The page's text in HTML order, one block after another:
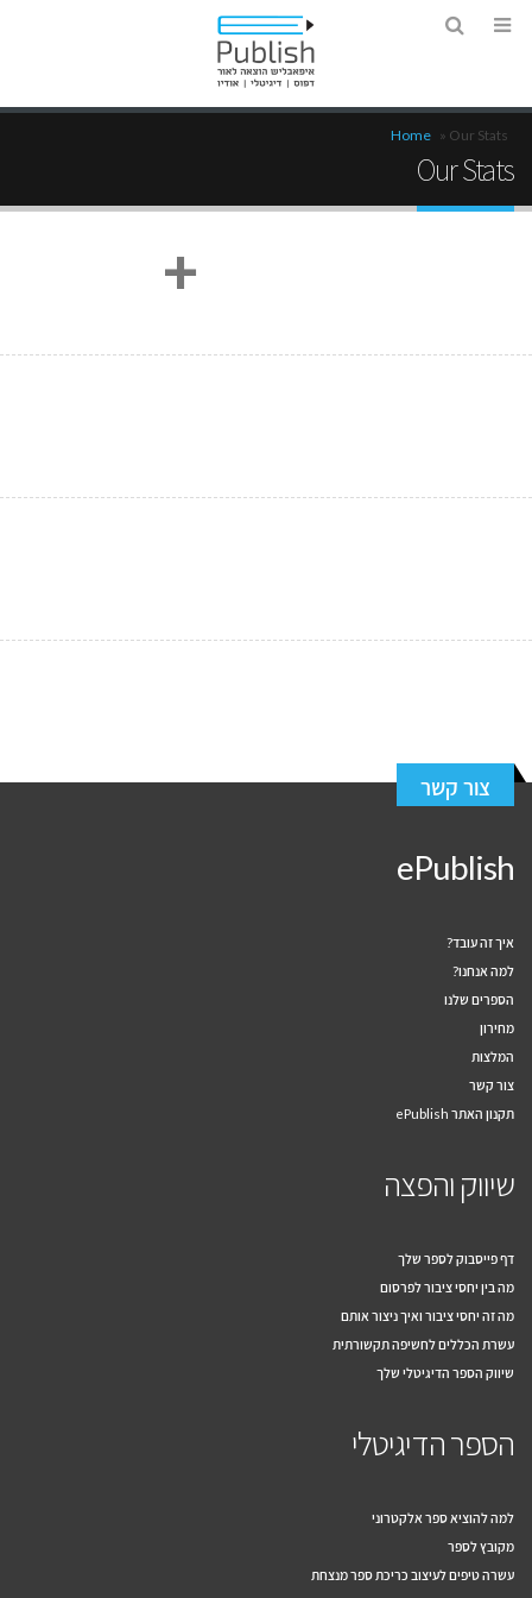
Home » Our Stats
Our Stats
+
צור קשר
ePublish
איך זה עובד?
למה אנחנו?
הספרים שלנו
מחירון
המלצות
צור קשר
תקנון האתר ePublish
שיווק והפצה
דף פייסבוק לספר שלך
מה בין יחסי ציבור לפרסום
מה זה יחסי ציבור ואיך ניצור אותם
עשרת הכללים לחשיפה תקשורתית
שיווק הספר הדיגיטלי שלך
הספר הדיגיטלי
למה להוציא ספר אלקטרוני
מקובץ לספר
עשרה טיפים לעיצוב כריכת ספר מנצחת